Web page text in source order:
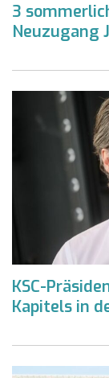
3
Neuzugang
KSC-
Kapitels in